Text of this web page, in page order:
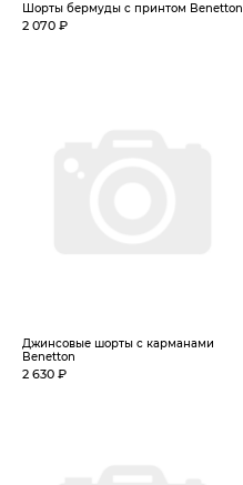
Шорты бермуды с принтом Benetton
2 070 ₽
Джинсовые шорты с карманами
Benetton
2 630 ₽